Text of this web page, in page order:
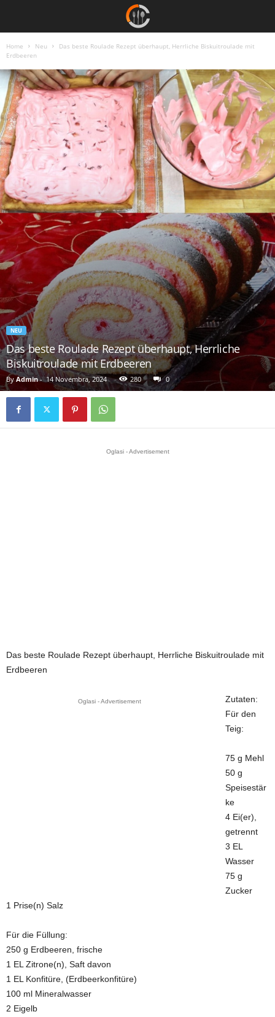
Home Neu
Das beste Roulade Rezept überhaupt, Herrliche Biskuitroulade mit
Erdbeeren
NEU
Das beste Roulade Rezept überhaupt, Herrliche
Biskuitroulade mit Erdbeeren
By Admin- 14 Novembra, 2024 280 0
Oglasi - Advertisement
Das beste Roulade Rezept überhaupt, Herrliche Biskuitroulade mit
Erdbeeren
Oglasi - Advertisement
Zutaten:
Für den
Teig:
75 g Mehl
50 g
Speisestär
ke
4 Ei(er),
getrennt
3 EL
Wasser
75 g
Zucker
1 Prise(n) Salz
Für die Füllung:
250 g Erdbeeren, frische
1 EL Zitrone(n), Saft davon
1 EL Konfitüre, (Erdbeerkonfitüre)
100 ml Mineralwasser
2 Eigelb